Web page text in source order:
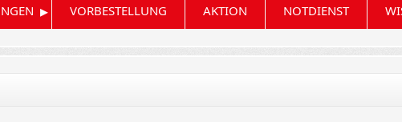
▸ VORBESTELLUNG AKTION NOTDIENST